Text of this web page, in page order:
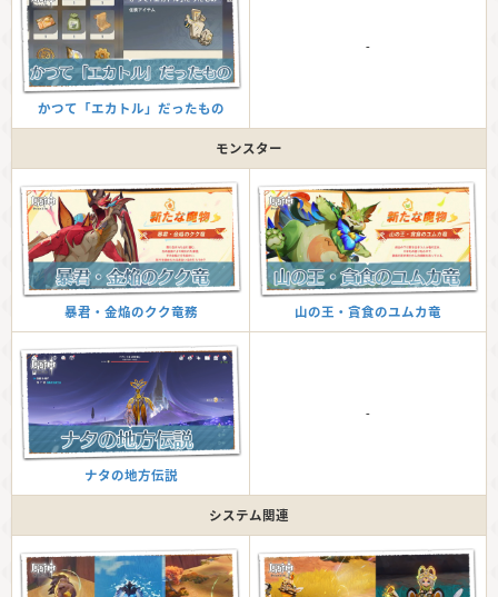
かつて「エカトル」だったもの
-
モンスター
暴君・金焔のクク竜務 山の王・貪食のユムカ竜
ナタの地方伝説
-
システム関連